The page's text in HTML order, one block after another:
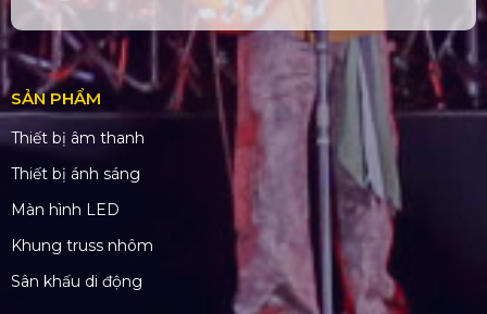
SẢN PHẨM
Thiết bị âm thanh
Thiết bị ánh sáng
Màn hình LED
Khung truss nhôm
Sân khấu di động